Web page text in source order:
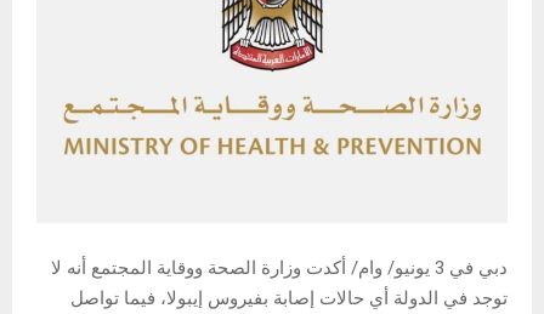
دبي في 3 يونيو/ وام/ أكدت وزارة الصحة ووقاية المجتمع أنه لا
توجد في الدولة أي حالات إصابة بفيروس إيبولا، فيما تواصل